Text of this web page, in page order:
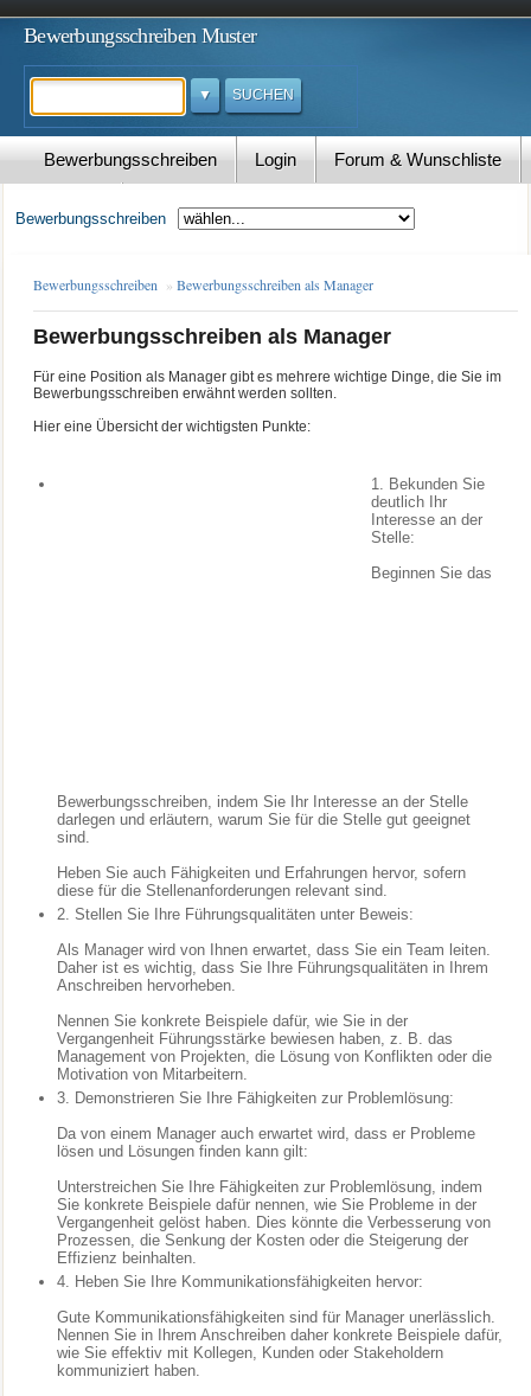
Bewerbungsschreiben Muster
Suchen
Bewerbungsschreiben Login Forum & Wunschliste
Bewerbungsschreiben
Bewerbungsschreiben »Bewerbungsschreiben als Manager
Bewerbungsschreiben als Manager
Für eine Position als Manager gibt es mehrere wichtige Dinge, die Sie im
Bewerbungsschreiben erwähnt werden sollten.
Hier eine Übersicht der wichtigsten Punkte:
1. Bekunden Sie
deutlich Ihr
Interesse an der
Stelle:
Beginnen Sie das
Bewerbungsschreiben, indem Sie Ihr Interesse an der Stelle
darlegen und erläutern, warum Sie für die Stelle gut geeignet
sind.
Heben Sie auch Fähigkeiten und Erfahrungen hervor, sofern
diese für die Stellenanforderungen relevant sind.
2. Stellen Sie Ihre Führungsqualitäten unter Beweis:
Als Manager wird von Ihnen erwartet, dass Sie ein Team leiten.
Daher ist es wichtig, dass Sie Ihre Führungsqualitäten in Ihrem
Anschreiben hervorheben.
Nennen Sie konkrete Beispiele dafür, wie Sie in der
Vergangenheit Führungsstärke bewiesen haben, z. B. das
Management von Projekten, die Lösung von Konflikten oder die
Motivation von Mitarbeitern.
3. Demonstrieren Sie Ihre Fähigkeiten zur Problemlösung:
Da von einem Manager auch erwartet wird, dass er Probleme
lösen und Lösungen finden kann gilt:
Unterstreichen Sie Ihre Fähigkeiten zur Problemlösung, indem
Sie konkrete Beispiele dafür nennen, wie Sie Probleme in der
Vergangenheit gelöst haben. Dies könnte die Verbesserung von
Prozessen, die Senkung der Kosten oder die Steigerung der
Effizienz beinhalten.
4. Heben Sie Ihre Kommunikationsfähigkeiten hervor:
Gute Kommunikationsfähigkeiten sind für Manager unerlässlich.
Nennen Sie in Ihrem Anschreiben daher konkrete Beispiele dafür,
wie Sie effektiv mit Kollegen, Kunden oder Stakeholdern
kommuniziert haben.